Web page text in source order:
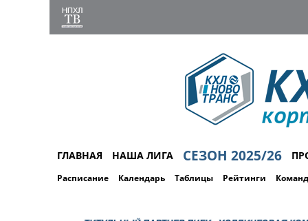
ГЛАВНАЯ НАША ЛИГА СЕЗОН 2025/26
Расписание Календарь Таблицы Рейтинги